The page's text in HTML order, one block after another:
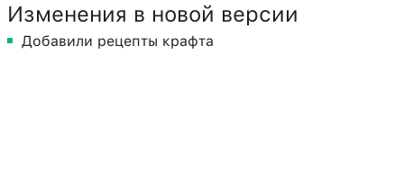
Изменения в новой версии
Добавили рецепты крафта